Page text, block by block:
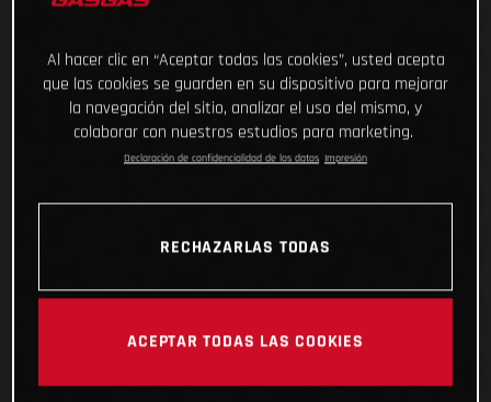
Al hacer clic en “Aceptar todas las cookies”, usted acepta
que las cookies se guarden en su dispositivo para mejorar
la navegación del sitio, analizar el uso del mismo, y
colaborar con nuestros estudios para marketing.
Declaración de confidencialidad de los datos Impresión
RECHAZARLAS TODAS
ACEPTAR TODAS LAS COOKIES